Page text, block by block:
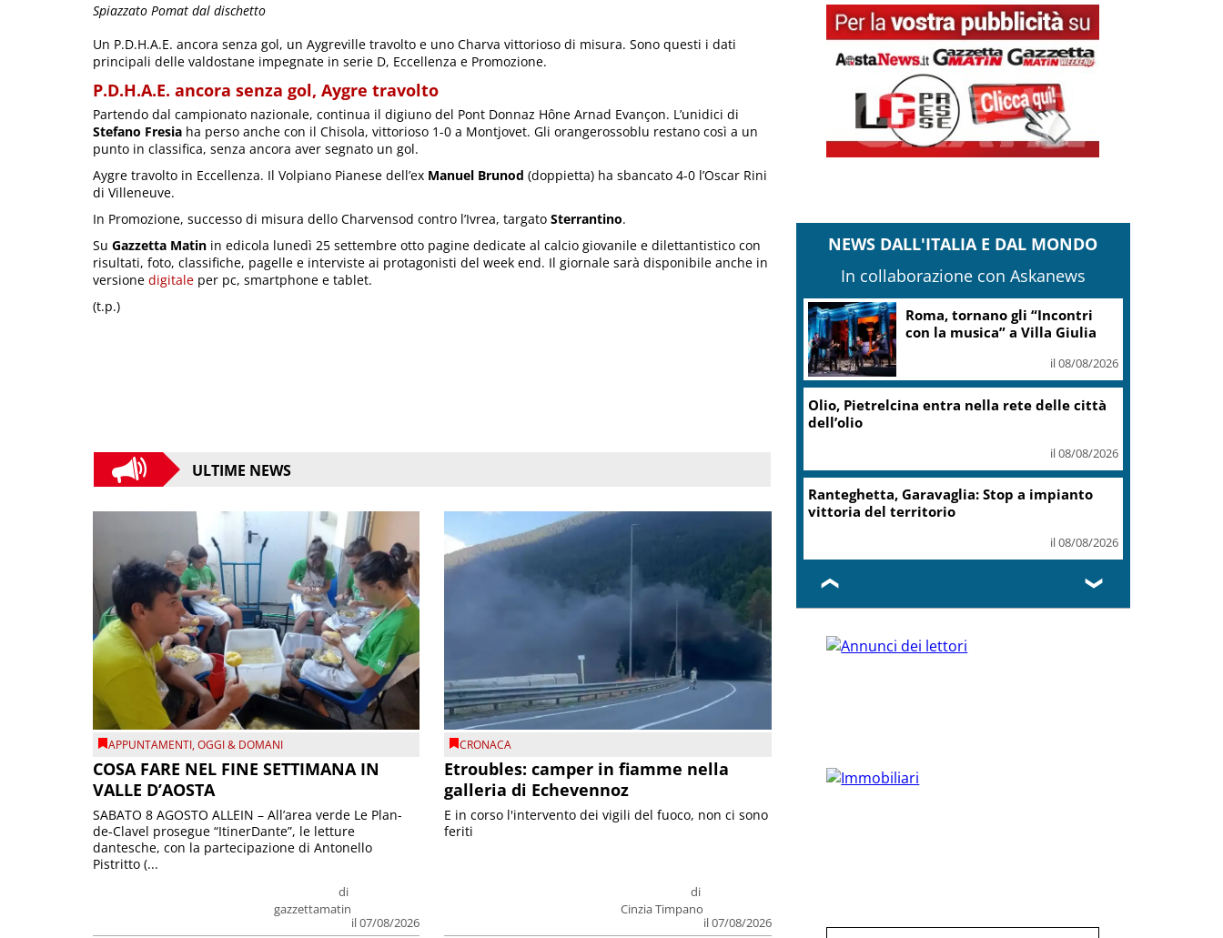
Spiazzato Pomat dal dischetto
Un P.D.H.A.E. ancora senza gol, un Aygreville travolto e uno Charva vittorioso di misura. Sono questi i dati
principali delle valdostane impegnate in serie D, Eccellenza e Promozione.
P.D.H.A.E. ancora senza gol, Aygre travolto
Partendo dal campionato nazionale, continua il digiuno del Pont Donnaz Hône Arnad Evançon. L’unidici di
Stefano Fresia ha perso anche con il Chisola, vittorioso 1-0 a Montjovet. Gli orangerossoblu restano così a un
punto in classifica, senza ancora aver segnato un gol.
Aygre travolto in Eccellenza. Il Volpiano Pianese dell’ex Manuel Brunod (doppietta) ha sbancato 4-0 l’Oscar Rini
di Villeneuve.
In Promozione, successo di misura dello Charvensod contro l’Ivrea, targato Sterrantino.
Su Gazzetta Matin in edicola lunedì 25 settembre otto pagine dedicate al calcio giovanile e dilettantistico con
risultati, foto, classifiche, pagelle e interviste ai protagonisti del week end. Il giornale sarà disponibile anche in
versione digitale per pc, smartphone e tablet.
(t.p.)
ULTIME NEWS
APPUNTAMENTI,OGGI & DOMANI
COSA FARE NEL FINE SETTIMANA IN
VALLE D’AOSTA
di
gazzettamatin
il 07/08/2026
SABATO 8 AGOSTO ALLEIN – All’area verde Le Plan-
de-Clavel prosegue “ItinerDante”, le letture
dantesche, con la partecipazione di Antonello
Pistritto (...
CRONACA
Etroubles: camper in fiamme nella
galleria di Echevennoz
di
Cinzia Timpano
il 07/08/2026
E in corso l'intervento dei vigili del fuoco, non ci sono
feriti
NEWS DALL'ITALIA E DAL MONDO
In collaborazione con Askanews
Roma, tornano gli “Incontri
con la musica” a Villa Giulia
il 08/08/2026
Olio, Pietrelcina entra nella rete delle città
dell’olio
il 08/08/2026
Ranteghetta, Garavaglia: Stop a impianto
vittoria del territorio
il 08/08/2026
❮ ❯